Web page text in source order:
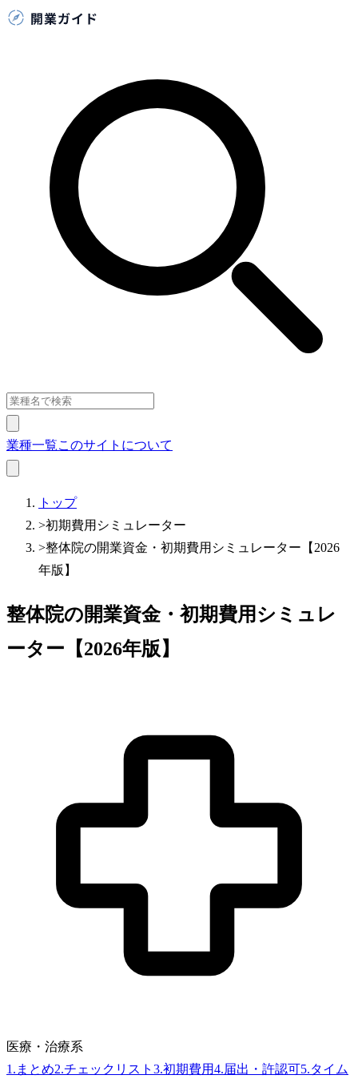
業種一覧このサイトについて
トップ
>初期費用シミュレーター
>整体院の開業資金・初期費用シミュレーター【2026
年版】
整体院の開業資金・初期費用シミュレ
ーター【2026年版】
医療・治療系
1 . まとめ2.チェックリスト 3.初期費用4.届出・許認可5.タイム